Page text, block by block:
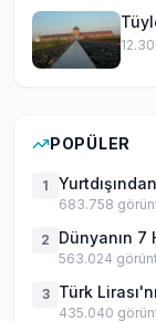
POPÜLER
1
683.758
2 Dünyanın 7
563.024
3 Türk
435.040